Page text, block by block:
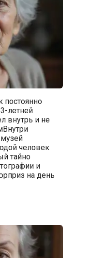
постоянно
летней
внутрь и не
человек
тайно
и
на день